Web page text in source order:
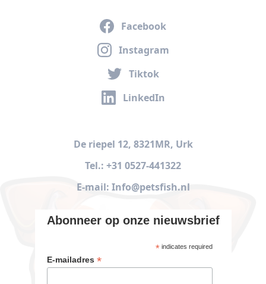
Facebook
Instagram
Tiktok
LinkedIn
De riepel 12, 8321MR, Urk
Tel.: +31 0527-441322
E-mail: Info@petsfish.nl
Abonneer op onze nieuwsbrief
*indicates required
E-mailadres *